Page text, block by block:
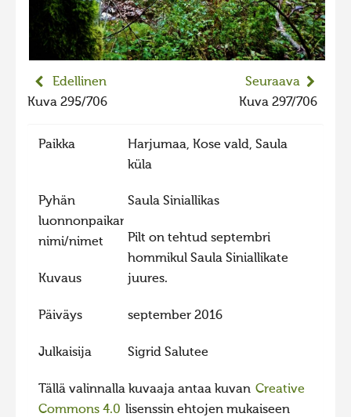
Edellinen
Kuva 295/706
Seuraava
Kuva 297/706
Paikka
Harjumaa, Kose vald, Saula
küla
Pyhän
luonnonpaikan
nimi/nimet
Saula Siniallikas
Kuvaus
Pilt on tehtud septembri
hommikul Saula Siniallikate
juures.
Päiväys september 2016
Julkaisija Sigrid Salutee
Tällä valinnalla kuvaaja antaa kuvan Creative
Commons 4.0 lisenssin ehtojen mukaiseen